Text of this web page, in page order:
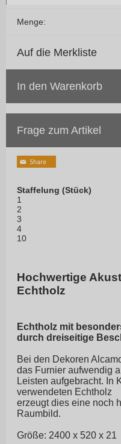
Menge:
Auf die Merkliste
In den Warenkorb
Frage zum Artikel
Staffelung (Stück)
1
2
3
4
10
Hochwertige
Echtholz
Echtholz mit
durch dreiseitige
Bei den Dekoren
das Furnier aufwendig
Leisten aufgebracht. In
verwendeten Echtholz
erzeugt dies eine noch
Raumbild.
Größe: 2400 x 520 x 21